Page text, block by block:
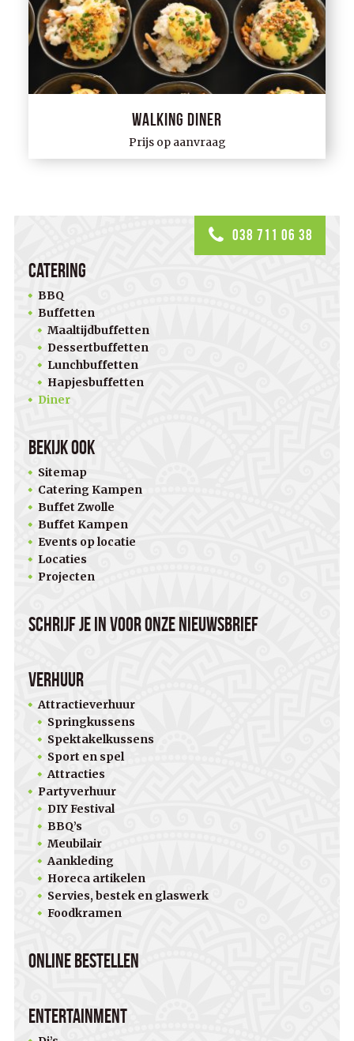
Walking Diner
Prijs op aanvraag
038 711 06 38
Catering
BBQ
Buffetten
Maaltijdbuffetten
Dessertbuffetten
Lunchbuffetten
Hapjesbuffetten
Diner
Bekijk ook
Sitemap
Catering Kampen
Buffet Zwolle
Buffet Kampen
Events op locatie
Locaties
Projecten
Schrijf je in voor onze nieuwsbrief
Verhuur
Attractieverhuur
Springkussens
Spektakelkussens
Sport en spel
Attracties
Partyverhuur
DIY Festival
BBQ’s
Meubilair
Aankleding
Horeca artikelen
Servies, bestek en glaswerk
Foodkramen
Online bestellen
Entertainment